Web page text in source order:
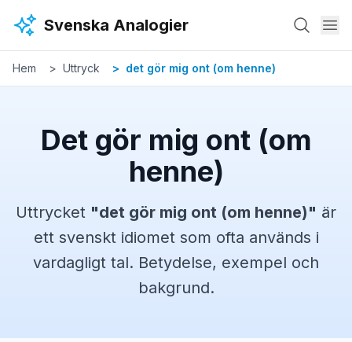
Svenska Analogier
Hem Uttryck det gör mig ont (om henne)
Det gör mig ont (om
henne)
Uttrycket "det gör mig ont (om henne)" är
ett svenskt idiomet som ofta används i
vardagligt tal. Betydelse, exempel och
bakgrund.